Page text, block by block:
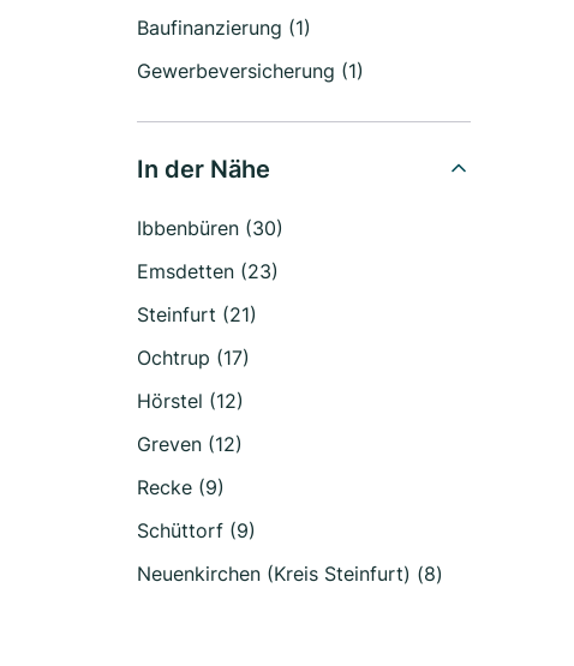
Baufinanzierung (1)
Gewerbeversicherung (1)
In der Nähe
Ibbenbüren (30)
Emsdetten (23)
Steinfurt (21)
Ochtrup (17)
Hörstel (12)
Greven (12)
Recke (9)
Schüttorf (9)
Neuenkirchen (Kreis Steinfurt) (8)